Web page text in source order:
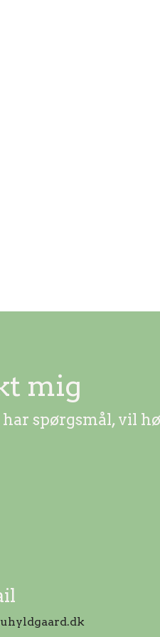
mig
spørgsmål, vil